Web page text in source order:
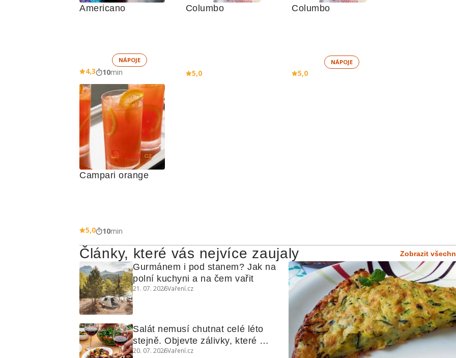
Americano
NÁPOJE
4,3 10min
Columbo
5,0
Columbo
NÁPOJE
5,0
Campari orange
5,0 10min
Články, které vás nejvíce zaujaly Zobrazit
Gurmánem i pod stanem? Jak na
polní kuchyni a na čem vařit
21. 07. 2026Vaření.cz
Salát nemusí chutnat celé léto
stejně. Objevte zálivky, které
využijete i na maso, nudle nebo
20. 07. 2026Vaření.cz